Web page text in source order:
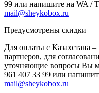
99 или напишите на WA /
mail@sheykobox.ru
Предусмотрены скидки
Для оплаты с Казахстана
партнеров, для
уточняющие вопросы Вы
961 407 33 99 или
mail@sheykobox.ru